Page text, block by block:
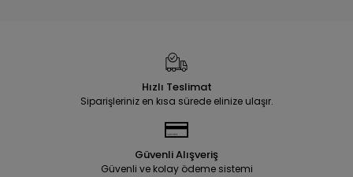
Hızlı Teslimat
Siparişleriniz en kısa sürede elinize ulaşır.
Güvenli Alışveriş
Güvenli ve kolay ödeme sistemi